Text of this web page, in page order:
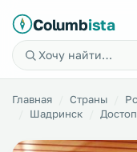
Columbista
Главная Страны
Шадринск